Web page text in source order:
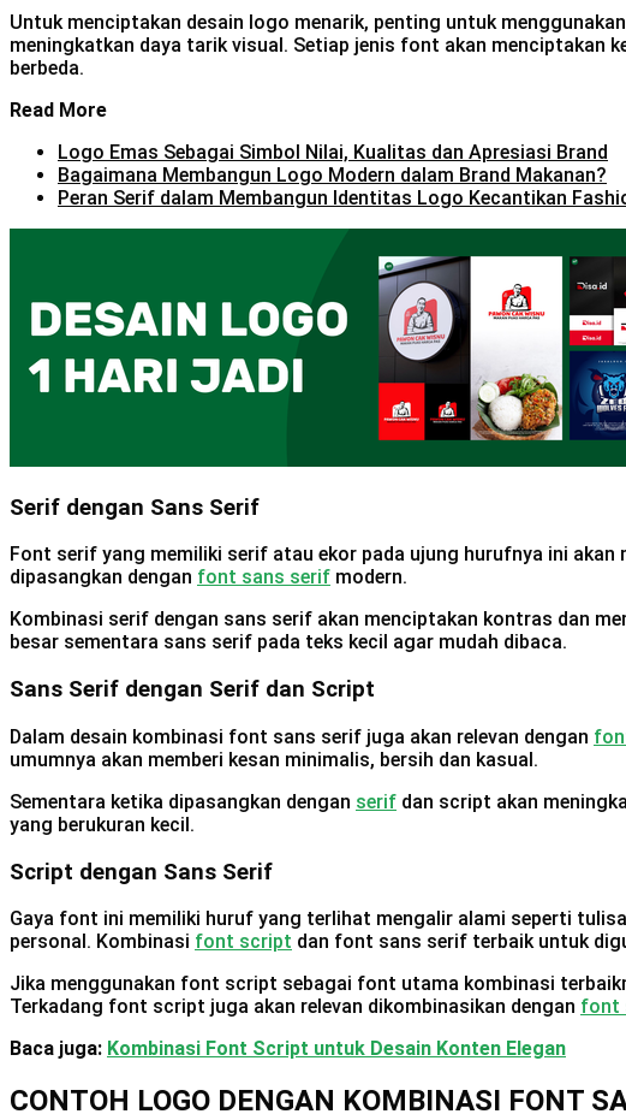
Untuk menciptakan desain logo menarik, penting untuk
meningkatkan daya tarik visual. Setiap jenis font akan menciptakan
berbeda.
Read More
Logo Emas Sebagai Simbol Nilai, Kualitas dan Apresiasi Brand
Bagaimana Membangun Logo Modern dalam Brand Makanan?
Peran Serif dalam Membangun Identitas Logo Kecantikan
Serif dengan Sans Serif
Font serif yang memiliki serif atau ekor pada ujung hurufnya ini
dipasangkan dengan font sans serif modern.
Kombinasi serif dengan sans serif akan menciptakan kontras dan
besar sementara sans serif pada teks kecil agar mudah dibaca.
Sans Serif dengan Serif dan Script
Dalam desain kombinasi font sans serif juga akan relevan dengan
umumnya akan memberi kesan minimalis, bersih dan kasual.
Sementara ketika dipasangkan dengan serif dan script akan
yang berukuran kecil.
Script dengan Sans Serif
Gaya font ini memiliki huruf yang terlihat mengalir alami seperti
personal. Kombinasi font script dan font sans serif terbaik untuk
Jika menggunakan font script sebagai font utama kombinasi
Terkadang font script juga akan relevan dikombinasikan dengan font
Baca juga: Kombinasi Font Script untuk Desain Konten Elegan
CONTOH LOGO DENGAN KOMBINASI FONT